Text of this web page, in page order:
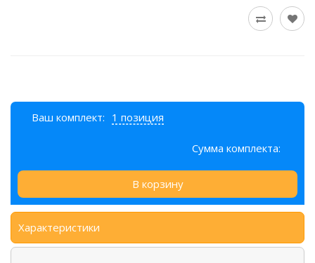
Ваш комплект: 1 позиция
Сумма комплекта:
В корзину
Характеристики